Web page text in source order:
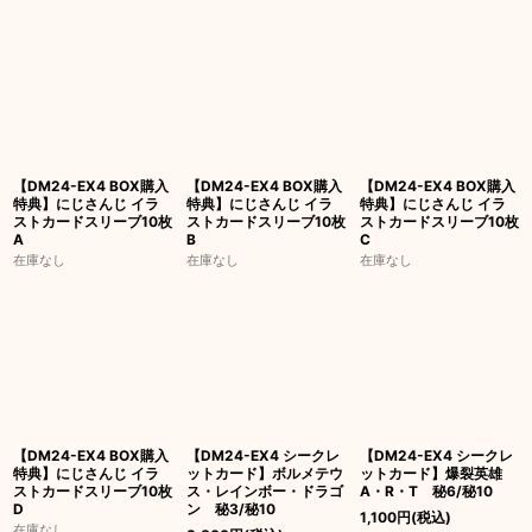
【DM24-EX4 BOX購入
特典】にじさんじ イラ
ストカードスリーブ10枚
A
在庫なし
【DM24-EX4 BOX購入
特典】にじさんじ イラ
ストカードスリーブ10枚
B
在庫なし
【DM24-EX4 BOX購入
特典】にじさんじ イラ
ストカードスリーブ10枚
C
在庫なし
【DM24-EX4 BOX購入
特典】にじさんじ イラ
ストカードスリーブ10枚
D
【DM24-EX4 シークレ
ットカード】ボルメテウ
ス・レインボー・ドラゴ
ン 秘3/秘10
【DM24-EX4 シークレ
ットカード】爆裂英雄
A・R・T 秘6/秘10
1,100円(税込)